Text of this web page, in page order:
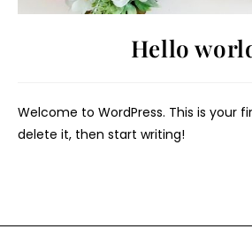
Hello
Welcome to WordPress. This is your
delete it, then start writing!